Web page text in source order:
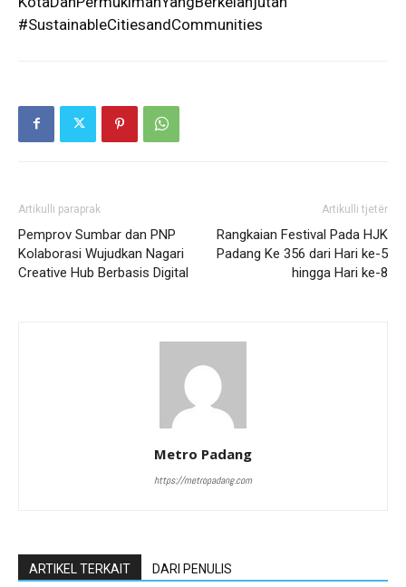
#SustainableCitiesandCommunities
Artikulli paraprak
Pemprov Sumbar dan PNP
Kolaborasi Wujudkan Nagari
Creative Hub Berbasis Digital
Artikulli tjetër
Rangkaian Festival Pada HJK
Padang Ke 356 dari Hari ke-5
hingga Hari ke-8
Metro Padang
https://metropadang.com
ARTIKEL TERKAIT DARI PENULIS